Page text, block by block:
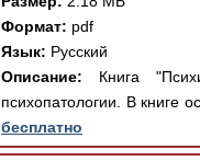
Формат: pdf
Язык: Русский
Описание: Книга
психопатологии. В книге
бесплатно